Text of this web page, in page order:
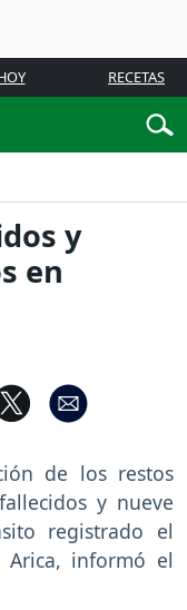
RECETAS
y
en
de los restos
y nueve
registrado el
Arica, informó el